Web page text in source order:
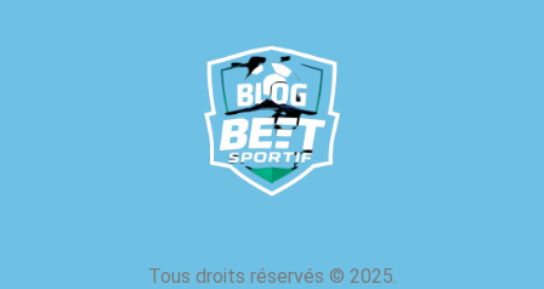
Tous droits réservés © 2025.